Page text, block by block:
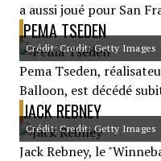
a aussi joué pour San
PEMA TSEDEN
Crédit: Credit: Getty Images
Pema Tseden,
Balloon, est décédé
JACK REBNEY
Crédit: Credit: Getty Images
Jack Rebney, le